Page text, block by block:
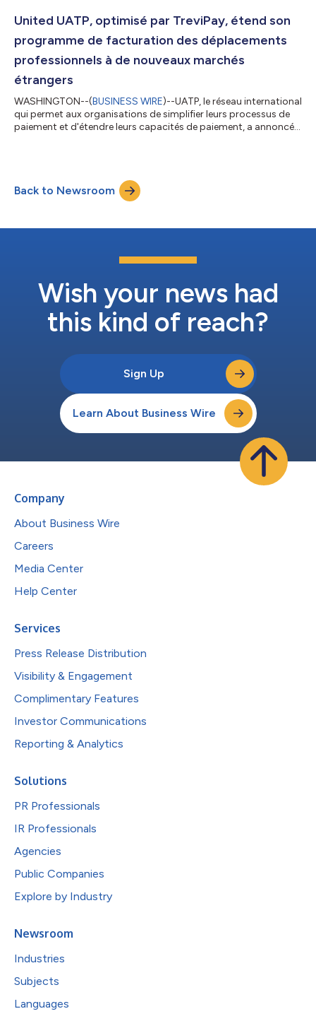
Allemagne d’accéder à des conditions de facturation et de
paiement flexibles, conçues pour rendre les a...
United UATP, optimisé par TreviPay, étend son
programme de facturation des déplacements
professionnels à de nouveaux marchés
étrangers
WASHINGTON--(BUSINESS WIRE)--UATP, le réseau international
qui permet aux organisations de simplifier leurs processus de
paiement et d'étendre leurs capacités de paiement, a annoncé
expansion offre aux entreprises et aux agences de voyage de
ces régions, de nouvelles opportunités pour bénéficier des
Back to Newsroom
Wish your news had
this kind of reach?
Sign Up
Learn About Business Wire
Company
About Business Wire
Careers
Media Center
Help Center
Services
Press Release Distribution
Visibility & Engagement
Complimentary Features
Investor Communications
Reporting & Analytics
Solutions
PR Professionals
IR Professionals
Agencies
Public Companies
Explore by Industry
Newsroom
Industries
Subjects
Languages